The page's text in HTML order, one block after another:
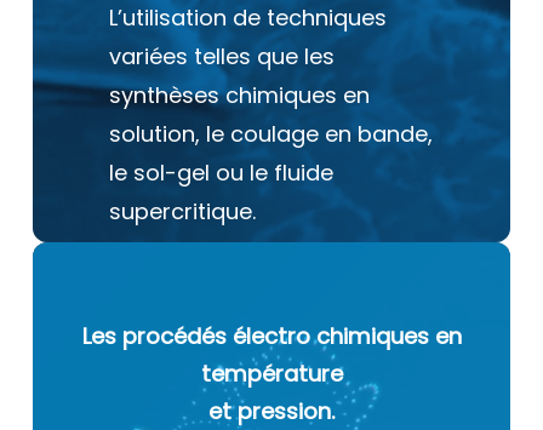
L’utilisation de techniques
variées telles que les
synthèses chimiques en
solution, le coulage en bande,
le sol-gel ou le fluide
supercritique.
Les procédés électro chimiques en
température
et pression.